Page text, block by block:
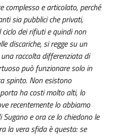
complesso e articolato, perché
sia pubblici che privati,
dei rifiuti e quindi non
discariche, si regge su un
raccolta differenziata di
può funzionare solo in
spinto. Non esistono
ha costi molto alti, lo
recentemente lo abbiamo
e ora ce lo chiedono le
la vera sfida è questa: se